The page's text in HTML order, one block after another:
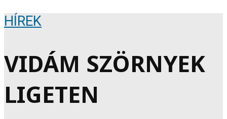
HÍREK
VIDÁM SZÖRNYEK
LIGETEN